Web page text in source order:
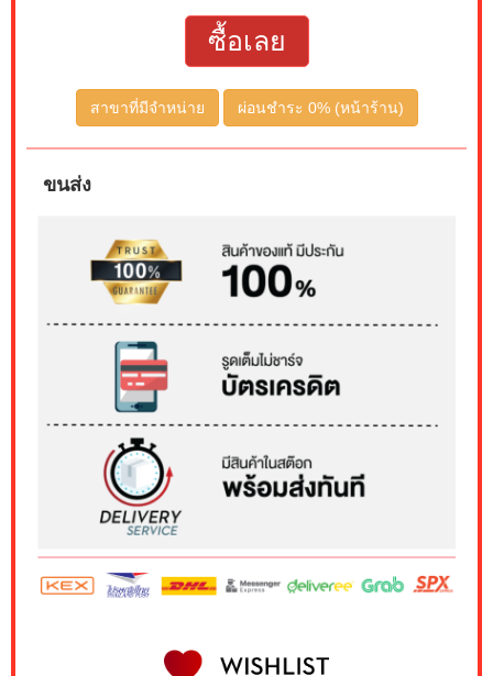
ซื้อเลย
สาขาที่มีจำหน่าย ผ่อนชำระ 0% (หน้าร้าน)
ขนส่ง